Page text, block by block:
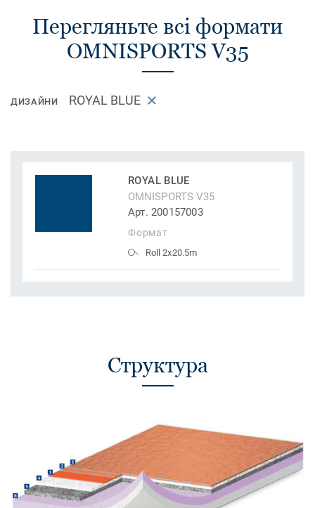
Перегляньте всі формати
OMNISPORTS V35
ДИЗАЙНИ ROYAL BLUE
ROYAL BLUE
OMNISPORTS V35
Арт. 200157003
Формат
Roll 2x20.5m
Структура